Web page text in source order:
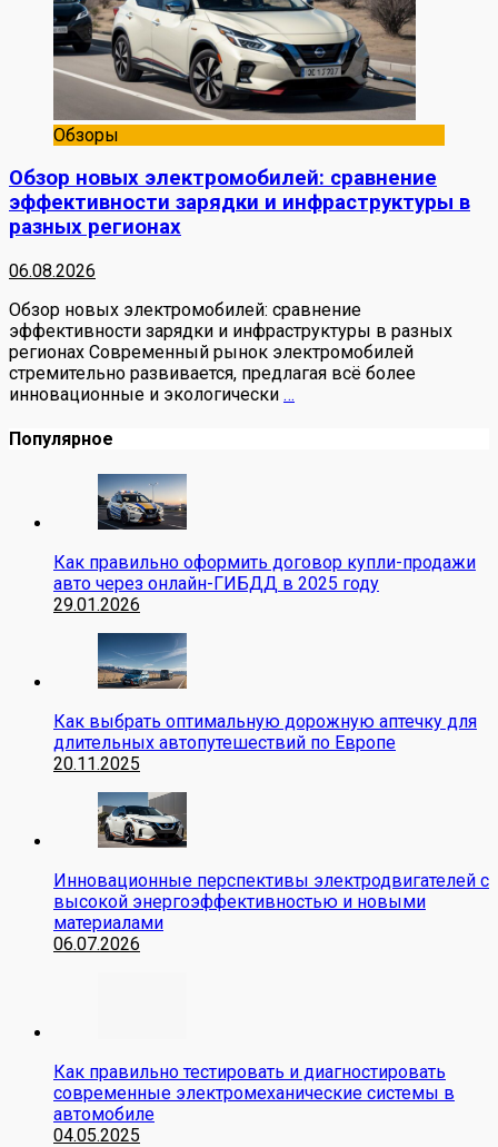
Обзоры
Обзор новых электромобилей: сравнение
эффективности зарядки и инфраструктуры в
разных регионах
06.08.2026
Обзор новых электромобилей: сравнение
эффективности зарядки и инфраструктуры в разных
регионах Современный рынок электромобилей
стремительно развивается, предлагая всё более
инновационные и экологически …
Популярное
Как правильно оформить договор купли-продажи
авто через онлайн-ГИБДД в 2025 году
29.01.2026
Как выбрать оптимальную дорожную аптечку для
длительных автопутешествий по Европе
20.11.2025
Инновационные перспективы электродвигателей с
высокой энергоэффективностью и новыми
материалами
06.07.2026
Как правильно тестировать и диагностировать
современные электромеханические системы в
автомобиле
04.05.2025